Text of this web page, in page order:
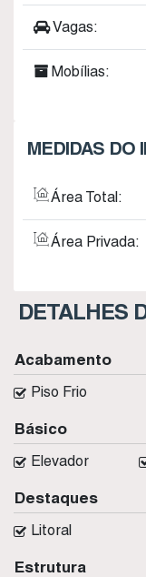
Vagas:
Mobílias:
MEDIDAS DO
Área Total:
Área Privada:
DETALHES
Estrutura
Básico
Elevador
Destaques
Litoral
Acabamento
Piso Frio